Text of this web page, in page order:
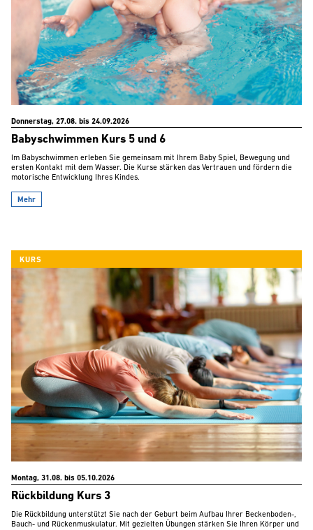
Donnerstag, 27.08. bis 24.09.2026
Babyschwimmen Kurs 5 und 6
Im Babyschwimmen erleben Sie gemeinsam mit Ihrem Baby Spiel, Bewegung und
ersten Kontakt mit dem Wasser. Die Kurse stärken das Vertrauen und fördern die
motorische Entwicklung Ihres Kindes.
Mehr
KURS
Montag, 31.08. bis 05.10.2026
Rückbildung Kurs 3
Die Rückbildung unterstützt Sie nach der Geburt beim Aufbau Ihrer Beckenboden-,
Bauch- und Rückenmuskulatur. Mit gezielten Übungen stärken Sie Ihren Körper und